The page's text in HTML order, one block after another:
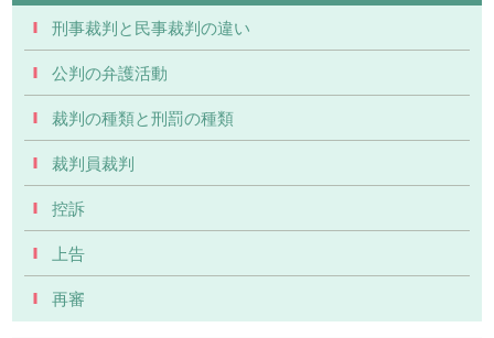
刑事裁判と民事裁判の違い
公判の弁護活動
裁判の種類と刑罰の種類
裁判員裁判
控訴
上告
再審